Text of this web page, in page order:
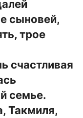
сыновей,
трое
счастливая
семье.
Такмиля,